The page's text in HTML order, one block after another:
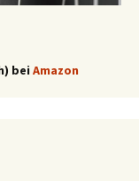
bei Amazon